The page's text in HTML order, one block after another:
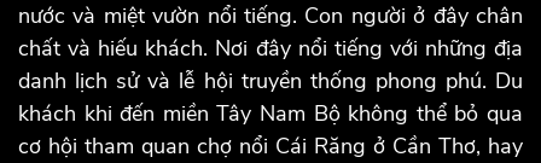
nước và miệt vườn nổi tiếng. Con người ở đây chân
chất và hiếu khách. Nơi đây nổi tiếng với những địa
danh lịch sử và lễ hội truyền thống phong phú. Du
khách khi đến miền Tây Nam Bộ không thể bỏ qua
cơ hội tham quan chợ nổi Cái Răng ở Cần Thơ, hay